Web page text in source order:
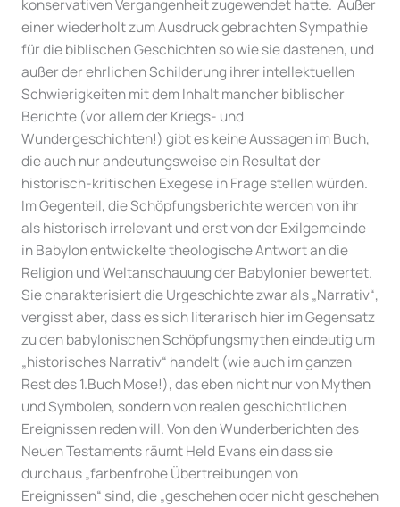
konservativen Vergangenheit zugewendet hatte. Außer
einer wiederholt zum Ausdruck gebrachten Sympathie
für die biblischen Geschichten so wie sie dastehen, und
außer der ehrlichen Schilderung ihrer intellektuellen
Schwierigkeiten mit dem Inhalt mancher biblischer
Berichte (vor allem der Kriegs- und
Wundergeschichten!) gibt es keine Aussagen im Buch,
die auch nur andeutungsweise ein Resultat der
historisch-kritischen Exegese in Frage stellen würden.
Im Gegenteil, die Schöpfungsberichte werden von ihr
als historisch irrelevant und erst von der Exilgemeinde
in Babylon entwickelte theologische Antwort an die
Religion und Weltanschauung der Babylonier bewertet.
Sie charakterisiert die Urgeschichte zwar als „Narrativ“,
vergisst aber, dass es sich literarisch hier im Gegensatz
zu den babylonischen Schöpfungsmythen eindeutig um
„historisches Narrativ“ handelt (wie auch im ganzen
Rest des 1.Buch Mose!), das eben nicht nur von Mythen
und Symbolen, sondern von realen geschichtlichen
Ereignissen reden will. Von den Wunderberichten des
Neuen Testaments räumt Held Evans ein dass sie
durchaus „farbenfrohe Übertreibungen von
Ereignissen“ sind, die „geschehen oder nicht geschehen